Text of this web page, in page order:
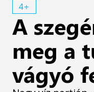
4+
A
meg a
vágyó